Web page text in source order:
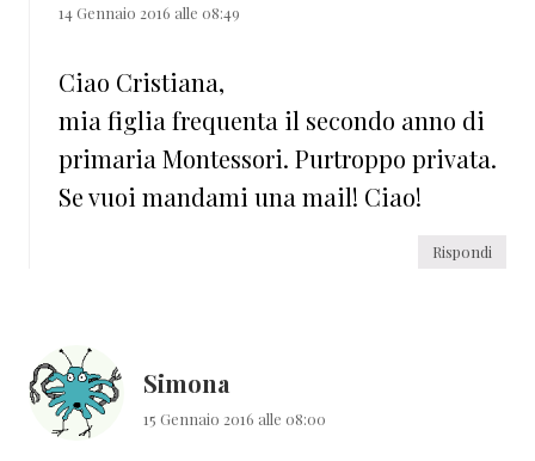
14 Gennaio 2016 alle 08:49
Ciao Cristiana,
mia figlia frequenta il secondo anno di
primaria Montessori. Purtroppo privata.
Se vuoi mandami una mail! Ciao!
Rispondi
Simona
15 Gennaio 2016 alle 08:00